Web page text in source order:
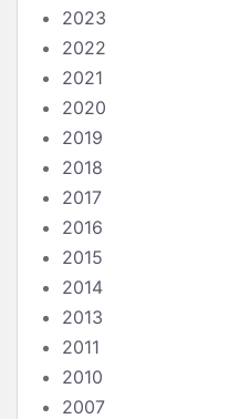
2023
2022
2021
2020
2019
2018
2017
2016
2015
2014
2013
2011
2010
2007